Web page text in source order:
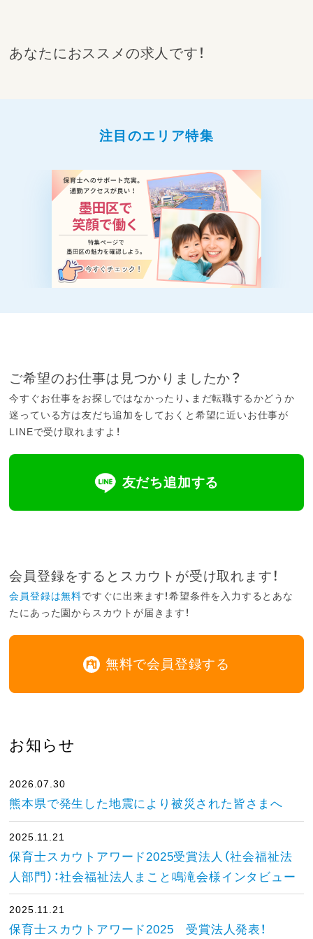
あなたにおススメの求人です！
注目のエリア特集
ご希望のお仕事は見つかりましたか？
今すぐお仕事をお探しではなかったり、まだ転職するかどうか
迷っている方は友だち追加をしておくと希望に近いお仕事が
LINEで受け取れますよ！
友だち追加する
会員登録をするとスカウトが受け取れます！
会員登録は無料ですぐに出来ます！希望条件を入力するとあな
たにあった園からスカウトが届きます！
無料で会員登録する
お知らせ
2026.07.30
熊本県で発生した地震により被災された皆さまへ
2025.11.21
保育士スカウトアワード2025受賞法人（社会福祉法
人部門）：社会福祉法人まこと鳴滝会様インタビュー
2025.11.21
保育士スカウトアワード2025 受賞法人発表！